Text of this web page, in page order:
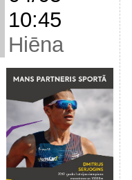
10:45
Hiēna